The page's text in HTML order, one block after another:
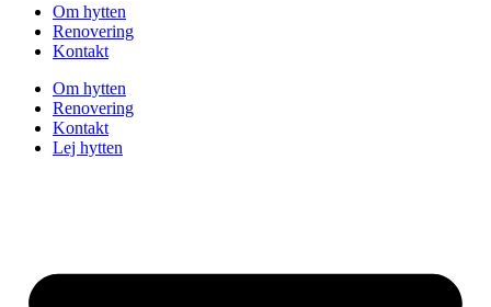
Om hytten
Renovering
Kontakt
Om hytten
Renovering
Kontakt
Lej hytten